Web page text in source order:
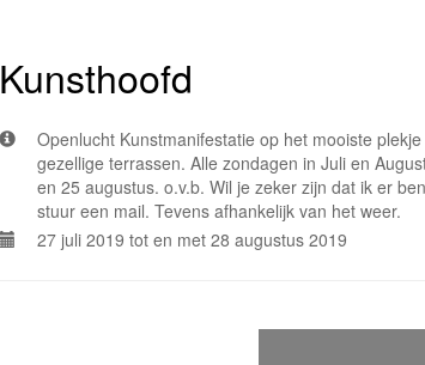
Kunsthoofd
Openlucht Kunstmanifestatie op het mooiste
gezellige terrassen. Alle zondagen in Juli en
en 25 augustus. o.v.b. Wil je zeker zijn dat ik er
stuur een mail. Tevens afhankelijk van het weer.
27 juli 2019 tot en met 28 augustus 2019